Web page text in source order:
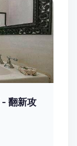
翻新攻